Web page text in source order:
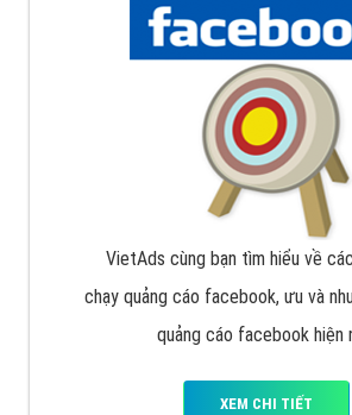
VietAds cùng bạn tìm hiểu về
chạy quảng cáo facebook, ưu và
quảng cáo facebook hiện
XEM CHI TIẾT